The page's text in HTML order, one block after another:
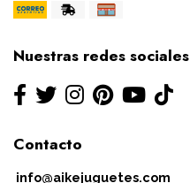
Nuestras redes sociales
Contacto
info@aikejuguetes.com